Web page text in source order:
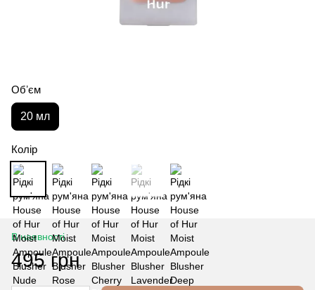
Обʼєм
20 мл
Колір
В наявності
495 грн